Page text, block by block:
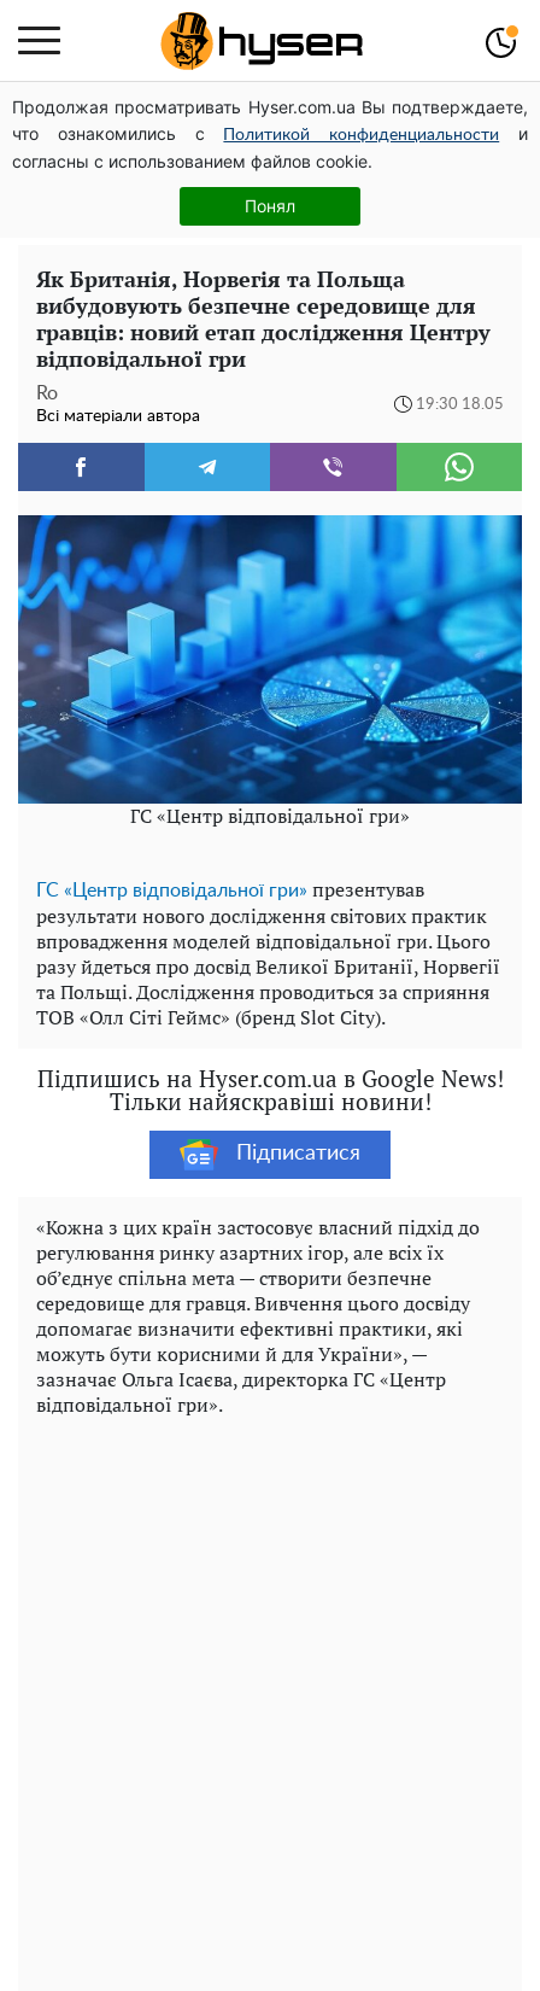
Продолжая просматривать Hyser.com.ua Вы подтверждаете,
что ознакомились с
Политикой конфиденциальности
и
согласны с использованием файлов cookie.
Понял
Павло Прудніков та його дивовижна кар'єра від актора
у російському театрі до номінанта у керівники
Федерації профспілок
Тому й виглядає так молодо: 5 простих та улюблених
страв Алли Пугачової, про які ви достеменно не знали
Як Британія, Норвегія та Польща
вибудовують безпечне середовище для
гравців: новий етап дослідження Центру
відповідальної гри
Ro
Всі матеріали автора
19:30 18.05
ГС «Центр відповідальної гри»
ГС «Центр відповідальної гри» презентував
результати нового дослідження світових практик
впровадження моделей відповідальної гри. Цього
разу йдеться про досвід Великої Британії, Норвегії
та Польщі. Дослідження проводиться за сприяння
ТОВ «Олл Сіті Геймс» (бренд Slot City).
Підпишись на Hyser.com.ua в Google News!
Тільки найяскравіші новини!
Підписатися
«Кожна з цих країн застосовує власний підхід до
регулювання ринку азартних ігор, але всіх їх
об’єднує спільна мета — створити безпечне
середовище для гравця. Вивчення цього досвіду
допомагає визначити ефективні практики, які
можуть бути корисними й для України», —
зазначає Ольга Ісаєва, директорка ГС «Центр
відповідальної гри».